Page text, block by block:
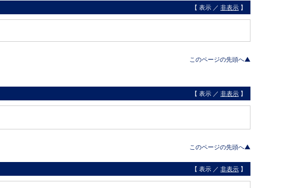
【 表示 ／ 非表示 】
このページの先頭へ▲
【 表示 ／ 非表示 】
このページの先頭へ▲
【 表示 ／ 非表示 】